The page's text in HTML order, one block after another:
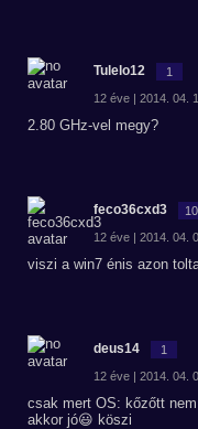
Tulelo12 1
12 éve | 2014. 04.
2.80 GHz-vel megy?
feco36cxd3 10
12 éve | 2014. 04.
viszi a win7 énis azon
deus14 1
12 éve | 2014. 04.
csak mert OS: kőzőtt
akkor jó😃 köszi